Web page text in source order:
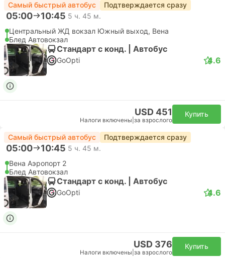
Самый быстрый автобус Подтверждается сразу
05:00 10:45 5 ч. 45 м.
Центральный ЖД вокзал Южный выход, Вена
Блед Автовокзал
Стандарт с конд. | Автобус
GoOpti 4.6
USD 451
Налоги включены за взрослого
Купить
Самый быстрый автобус Подтверждается сразу
05:00 10:45 5 ч. 45 м.
Вена Аэропорт 2
Блед Автовокзал
Стандарт с конд. | Автобус
GoOpti 4.6
USD 376
Налоги включены за взрослого
Купить